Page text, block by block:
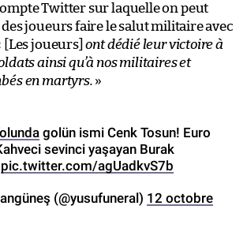
Twitter sur laquelle on peut
joueurs faire le salut militaire avec
[Les joueurs]ont dédié leur victoire à
ainsi qu’à nos militaires et
en martyrs. »
golün ismi Cenk Tosun! Euro
sevinci yaşayan Burak
pic.twitter.com/agUadkvS7b
(@yusufuneral) 12 octobre